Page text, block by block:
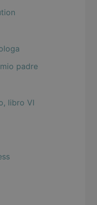
padre
libro VI